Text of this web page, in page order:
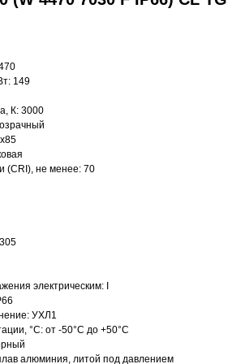
149
К: 3000
(CRI), не менее: 70
электрическим: I
УХЛ1
°С: от -50°C до +50°C
алюминия, литой под давлением